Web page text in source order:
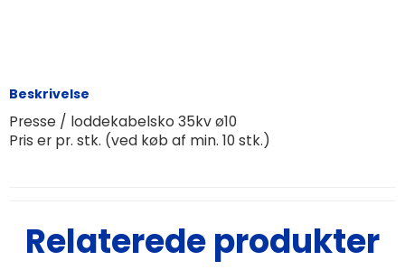
Beskrivelse
Presse / loddekabelsko 35kv ø10
Pris er pr. stk. (ved køb af min. 10 stk.)
Relaterede produkter